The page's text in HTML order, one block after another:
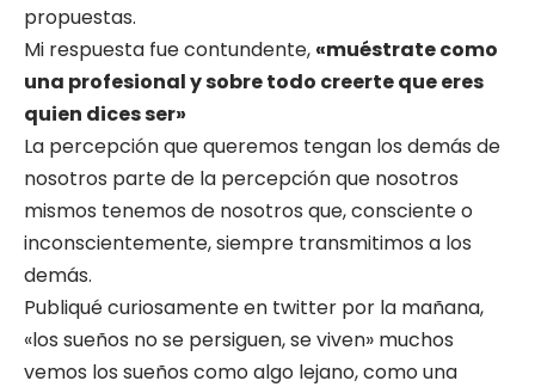
propuestas.
Mi respuesta fue contundente, «muéstrate como
una profesional y sobre todo creerte que eres
quien dices ser»
La percepción que queremos tengan los demás de
nosotros parte de la percepción que nosotros
mismos tenemos de nosotros que, consciente o
inconscientemente, siempre transmitimos a los
demás.
Publiqué curiosamente en twitter por la mañana,
«los sueños no se persiguen, se viven» muchos
vemos los sueños como algo lejano, como una